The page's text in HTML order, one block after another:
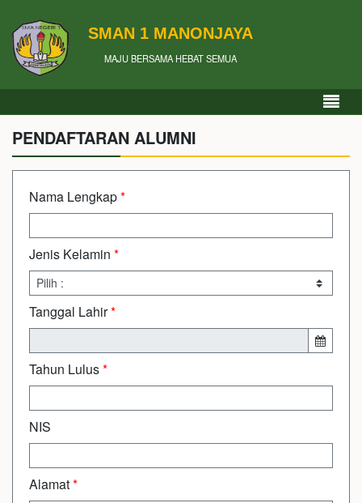
SMAN 1 MANONJAYA
MAJU BERSAMA HEBAT SEMUA
PENDAFTARAN ALUMNI
Nama Lengkap*
Jenis Kelamin *
Tanggal Lahir*
Tahun Lulus*
NIS
Alamat*